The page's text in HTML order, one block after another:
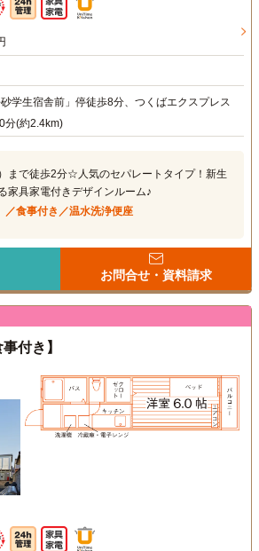
学生宿舎前」停徒歩8分、つくばエクスプレス
分(約2.4km)
まで徒歩2分☆人気のセパレートタイプ！新生
家具家電付きデザインルーム♪
／食事付き／温水洗浄便座
お問合せ・資料請求
付き】